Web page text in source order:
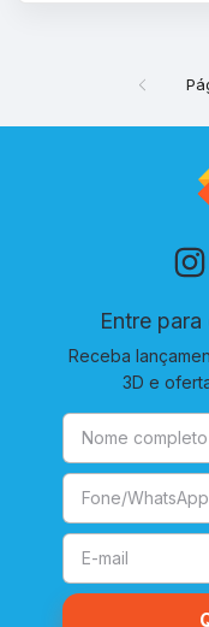
Entre
Receba
3D e